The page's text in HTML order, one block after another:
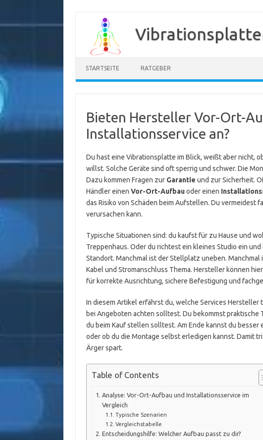
springen
STARTSEITE RATGEBER
Bieten Hersteller Vor-Ort-
Installationsservice an?
Du hast eine Vibrationsplatte im Blick, weißt aber nicht,
willst. Solche Geräte sind oft sperrig und schwer. Die
Dazu kommen Fragen zur Garantie und zur Sicherheit.
Händler einen Vor-Ort-Aufbauoder einen
das Risiko von Schäden beim Aufstellen. Du vermeidest
verursachen kann.
Typische Situationen sind: du kaufst für zu Hause und
Treppenhaus. Oder du richtest ein kleines Studio ein
Standort. Manchmal ist der Stellplatz uneben.
Kabel und Stromanschluss Thema. Hersteller können
für korrekte Ausrichtung, sichere Befestigung und
In diesem Artikel erfährst du, welche Services
bei Angeboten achten solltest. Du bekommst praktische
du beim Kauf stellen solltest. Am Ende kannst du
oder ob du die Montage selbst erledigen kannst. Damit
Ärger spart.
Table of Contents
Analyse: Vor-Ort-Aufbau und Installationsservice im
Vergleich
Typische Szenarien
Vergleichstabelle
Entscheidungshilfe: Welcher Aufbau passt zu dir?